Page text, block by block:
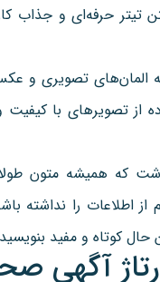
تیتر حرفه‌ای و
به المان‌های تصویری و
از تصویرهای با
داشت که همیشه متون
اطلاعات را نداشته
کوتاه و مفید
آگهی